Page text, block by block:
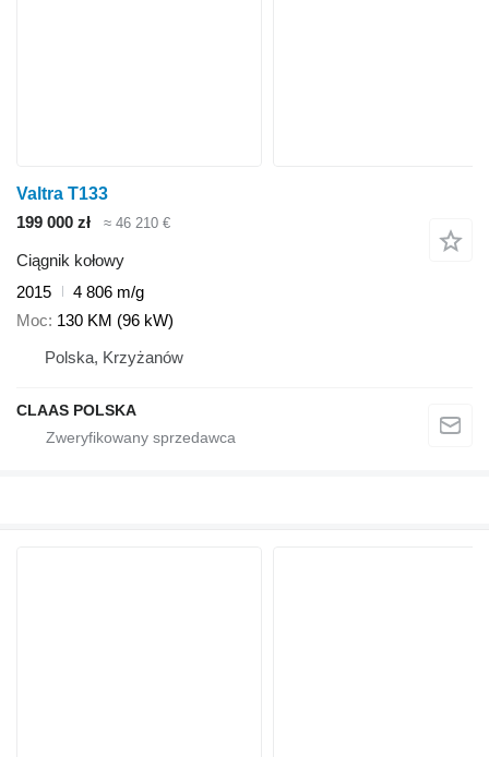
Valtra T133
199 000 zł
≈ 46 210 €
Ciągnik kołowy
2015
4 806 m/g
Moc 130 KM (96 kW)
Polska, Krzyżanów
CLAAS POLSKA